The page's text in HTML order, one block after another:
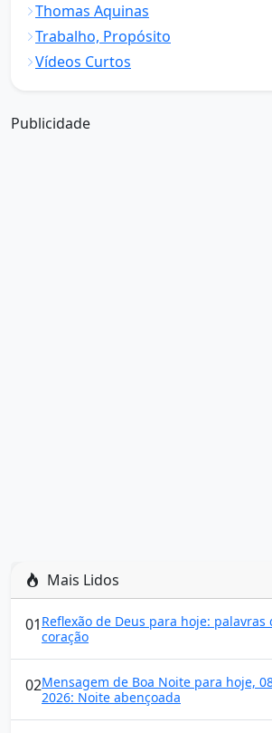
Thomas Aquinas
Trabalho, Propósito
Vídeos Curtos
Publicidade
Mais Lidos
01 Reflexão de Deus para hoje: palavras
coração
02Mensagem de Boa Noite para hoje,
2026: Noite abençoada